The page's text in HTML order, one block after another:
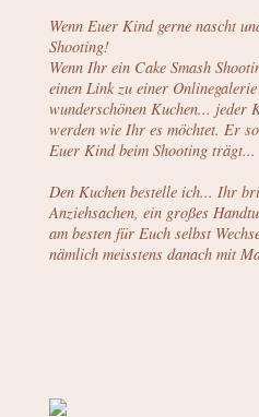
Wenn Euer Kind gerne nascht
Shooting!
Wenn Ihr ein Cake Smash
einen Link zu einer
wunderschönen Kuchen... jeder
werden wie Ihr es möchtet. Er
Euer Kind beim Shooting trägt...
Den Kuchen bestelle ich... Ihr
Anziehsachen, ein großes
am besten für Euch selbst
nämlich meisstens danach mit